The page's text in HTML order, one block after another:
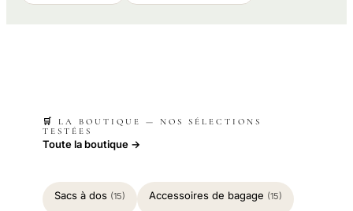
🛒 LA BOUTIQUE — NOS SÉLECTIONS
TESTÉES
Toute la boutique →
Sacs à dos (15) Accessoires de bagage (15)